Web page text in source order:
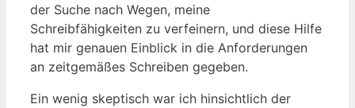
der Suche nach Wegen, meine
Schreibfähigkeiten zu verfeinern, und diese Hilfe
hat mir genauen Einblick in die Anforderungen
an zeitgemäßes Schreiben gegeben.
Ein wenig skeptisch war ich hinsichtlich der